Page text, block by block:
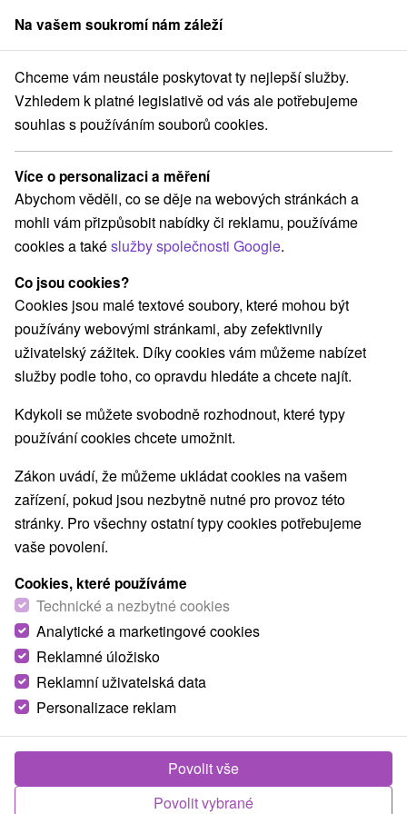
člen skupinySorger
Silvestrovský pobyt v lázních s hudební skupinou NOVA a DJ
Silvestrovský pobyt v lázních s
hudební skupinou NOVA a DJ
Rikom
Platnost pobytu vypršela! Vyberte si níže z aktuálních nabídek.
Penzion Cyril★★Lázně Lúčky
Lázně Lúčky
Lúčky
Navigovat do místa
9,1 vynikající·628 recenzí
Na vašem soukromí nám záleží
Chceme vám neustále poskytovat ty nejlepší služby.
Vzhledem k platné legislativě od vás ale potřebujeme
souhlas s používáním souborů cookies.
Více o personalizaci a měření
Abychom věděli, co se děje na webových stránkách a
mohli vám přizpůsobit nabídky či reklamu, používáme
cookies a takéslužby společnosti Google.
Co jsou cookies?
Cookies jsou malé textové soubory, které mohou být
používány webovými stránkami, aby zefektivnily
uživatelský zážitek. Díky cookies vám můžeme nabízet
služby podle toho, co opravdu hledáte a chcete najít.
Kdykoli se můžete svobodně rozhodnout, které typy
používání cookies chcete umožnit.
Zákon uvádí, že můžeme ukládat cookies na vašem
zařízení, pokud jsou nezbytně nutné pro provoz této
stránky. Pro všechny ostatní typy cookies potřebujeme
vaše povolení.
Cookies, které používáme
Technické a nezbytné cookies
Analytické a marketingové cookies
Reklamné úložisko
Reklamní uživatelská data
Personalizace reklam
Povolit vybrané
Povolit vše